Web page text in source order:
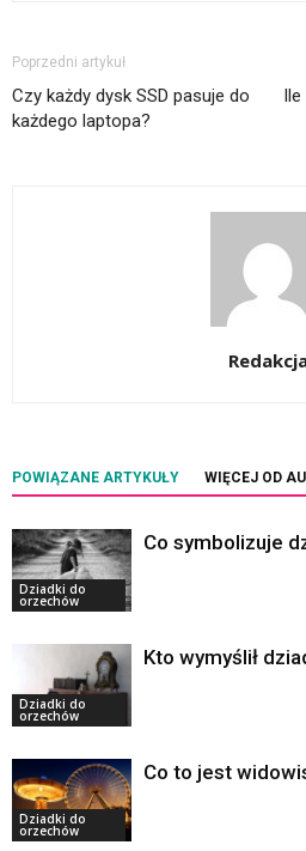
Poprzedni artykuł
Czy każdy dysk SSD pasuje do
każdego laptopa?
POWIĄZANE ARTYKUŁY WIĘCEJ OD
Dziadki do
orzechów
Co symbolizuje
Dziadki do
orzechów
Kto wymyślił
Dziadki do
orzechów
Co to jest